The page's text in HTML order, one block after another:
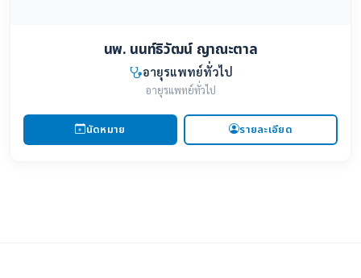
นพ. นนท์ธิวัฒน์ ญาณะตาล
อายุรแพทย์ทั่วไป
อายุรแพทย์ทั่วไป
นัดหมาย รายละเอียด